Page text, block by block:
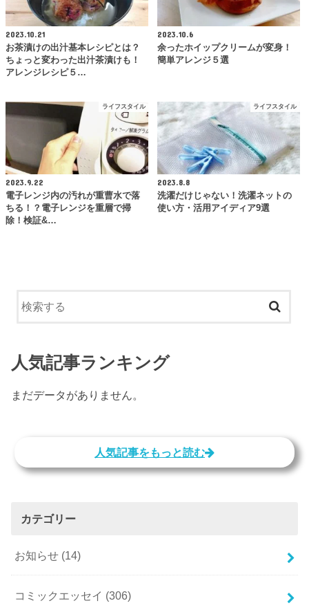
2023.10.21
お茶漬けの出汁基本レシピとは？
ちょっと変わった出汁茶漬けも！
アレンジレシピ５…
2023.10.6
余ったホイップクリームが変身！
簡単アレンジ５選
ライフスタイル
2023.9.22
電子レンジ内の汚れが重曹水で落
ちる！？電子レンジを重層で掃
除！検証&…
ライフスタイル
2023.8.8
洗濯だけじゃない！洗濯ネットの
使い方・活用アイディア9選
人気記事ランキング
まだデータがありません。
人気記事をもっと読む
カテゴリー
お知らせ (14)
コミックエッセイ (306)